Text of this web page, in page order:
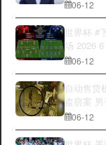
民局执法
上门敲诈
件，已有
举报中招
06-12
世界杯 #下
场 2026
15:00整 加
大与波黑
量 究竟胜利的
天平会倾
一方，是
大借助主
势笑到最
06-12
自动售货
盗窃案 男
夜撬开自
货机，
索硬币被
06-12